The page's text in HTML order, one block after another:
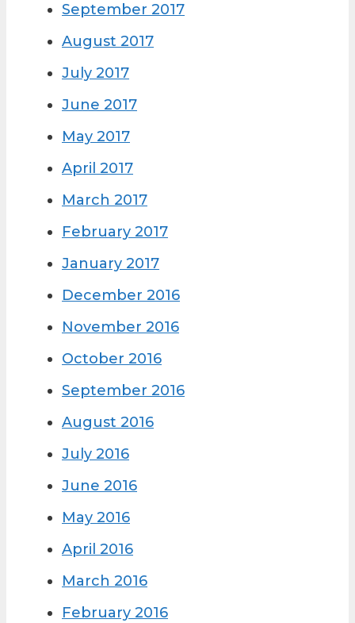
September 2017
August 2017
July 2017
June 2017
May 2017
April 2017
March 2017
February 2017
January 2017
December 2016
November 2016
October 2016
September 2016
August 2016
July 2016
June 2016
May 2016
April 2016
March 2016
February 2016